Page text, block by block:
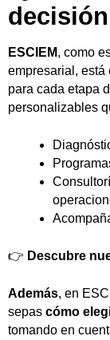
decisión
ESCIEM, como
empresarial,
para cada etapa
personalizables
👉 Descubre
Además, en
sepas cómo
tomando en